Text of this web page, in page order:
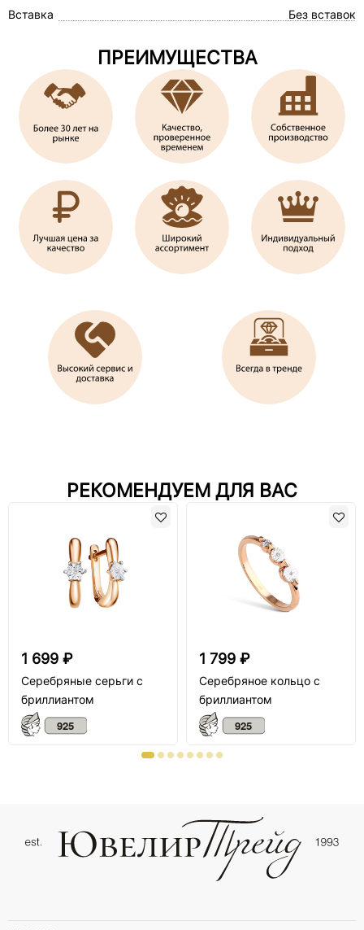
Вставка Без вставок
ПРЕИМУЩЕСТВА
РЕКОМЕНДУЕМ ДЛЯ ВАС
1 699 ₽
Серебряные серьги с
бриллиантом
1 799 ₽
Серебряное кольцо с
бриллиантом